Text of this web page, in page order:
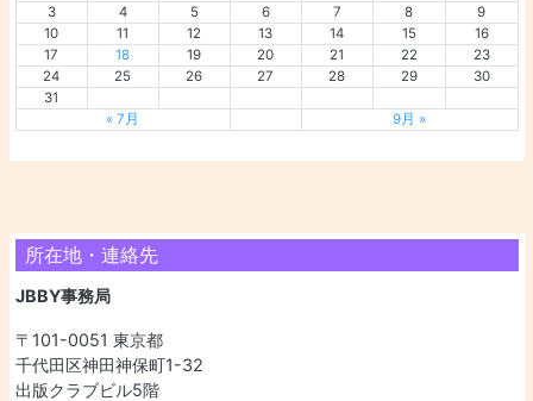
3
4 5 6 7 8
9
10
11 12 13 14 15
16
17
18 19 20 21 22
23
24
25 26 27 28 29
30
31
« 7月
9月 »
所在地・連絡先
JBBY事務局
〒101-0051 東京都
千代田区神田神保町1-32
出版クラブビル5階